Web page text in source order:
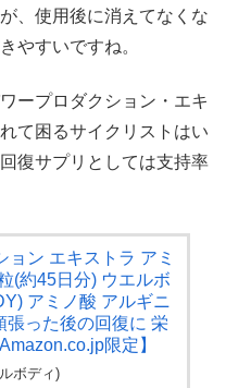
、使用後に消えてなくな
やすいですね。
ープロダクション・エキ
て困るサイクリストはい
復サプリとしては支持率
ョン エキストラ アミ
(約45日分) ウエルボ
アミノ酸 アルギニ
張った後の回復に 栄
限定】
ボディ)